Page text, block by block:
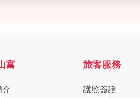
富
介
旅客服務
護照簽證